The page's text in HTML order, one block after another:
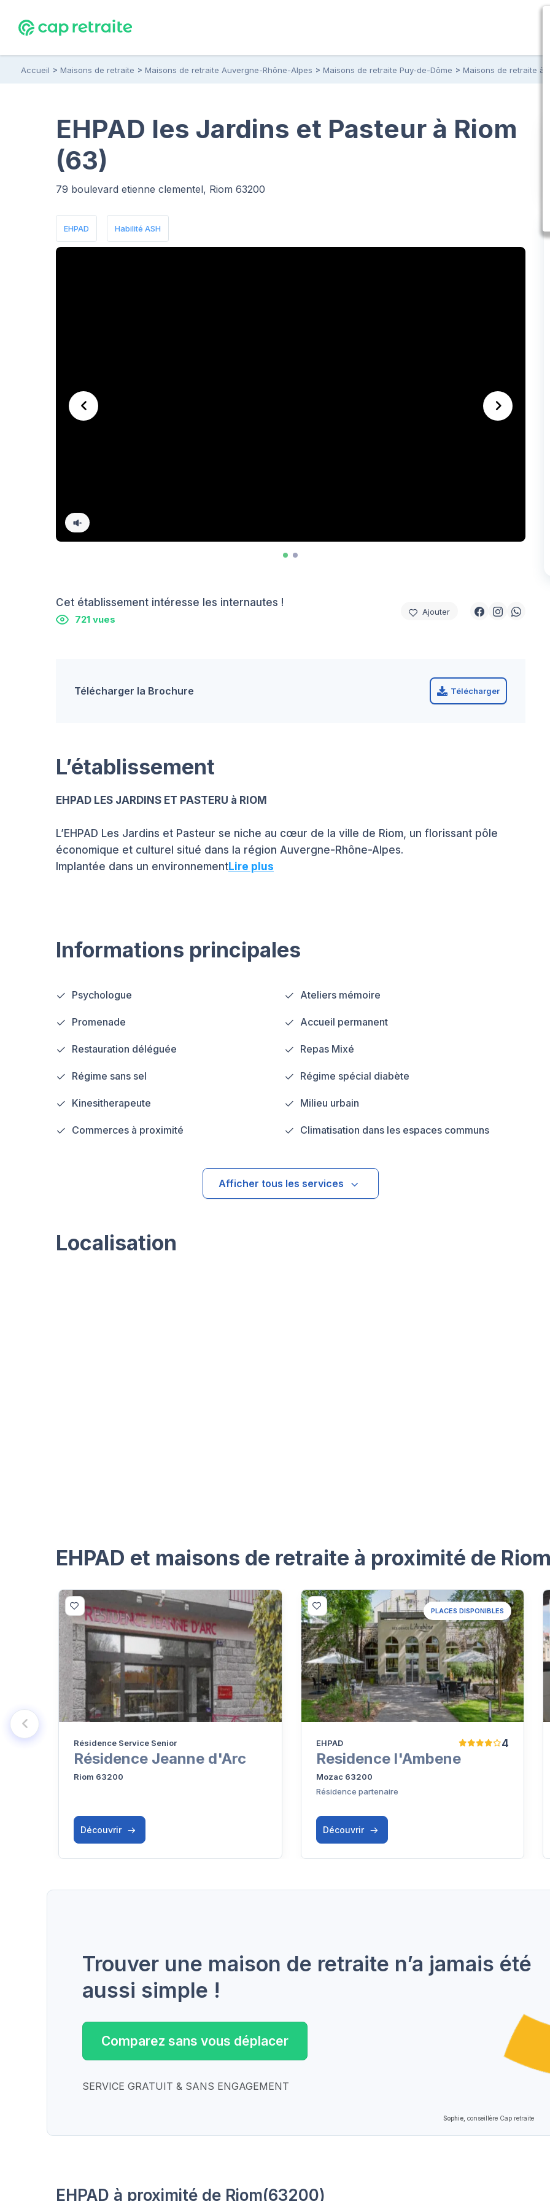
Accueil Maisons de retraite Maisons de retraite Auvergne-Rhône-Alpes Maisons de retraite Puy-de-Dôme Maisons de retraite à
Cet établissement intéresse les internautes !
721 vues
Ajouter
Télécharger la Brochure Télécharger
EHPAD les Jardins et Pasteur à Riom
(63)
79 boulevard etienne clementel, Riom 63200
EHPAD Habilité ASH
L’établissement
EHPAD LES JARDINS ET PASTERU à RIOM
L’EHPAD Les Jardins et Pasteur se niche au cœur de la ville de Riom, un florissant pôle
économique et culturel situé dans la région Auvergne-Rhône-Alpes.
Implantée dans un environnementLire plus
Informations principales
Psychologue Ateliers mémoire
Promenade Accueil permanent
Restauration déléguée Repas Mixé
Régime sans sel Régime spécial diabète
Kinesitherapeute Milieu urbain
Commerces à proximité Climatisation dans les espaces communs
Afficher tous les services
Localisation
EHPAD et maisons de retraite à proximité de
Résidence Service Senior
Résidence Jeanne d'Arc
Riom 63200
Découvrir
PLACES DISPONIBLES
4
EHPAD
Residence l'Ambene
Mozac 63200
Résidence partenaire
Découvrir
Sophie, conseillère Cap retraite
Trouver une maison de retraite n’a jamais été
aussi simple !
Comparez sans vous déplacer
SERVICE GRATUIT & SANS ENGAGEMENT
EHPAD à proximité de Riom(63200)